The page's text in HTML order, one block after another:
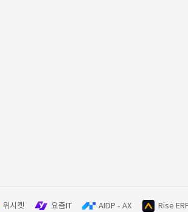
위시켓 요즘IT AIDP - AX Rise